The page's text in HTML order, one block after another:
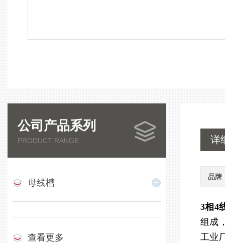
公司产品系列
PRODUCT RANGE
母线槽
查看更多
详
品牌
3相4
组成
工业